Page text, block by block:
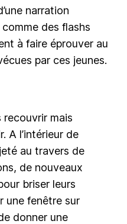
narration
des flashs
à faire éprouver au
par ces jeunes.
recouvrir mais
A l’intérieur de
au travers de
de nouveaux
briser leurs
une fenêtre sur
donner une